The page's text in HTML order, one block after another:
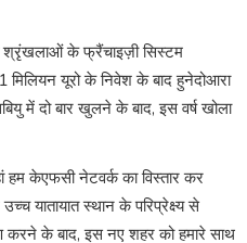
श्रृंखलाओं के फ्रैंचाइज़ी सिस्टम
यूरो के निवेश के बाद हुनेदोआरा
में दो बार खुलने के बाद, इस वर्ष खोला
हम केएफसी नेटवर्क का विस्तार कर
यातायात स्थान के परिप्रेक्ष्य से
करने के बाद, इस नए शहर को हमारे साथ